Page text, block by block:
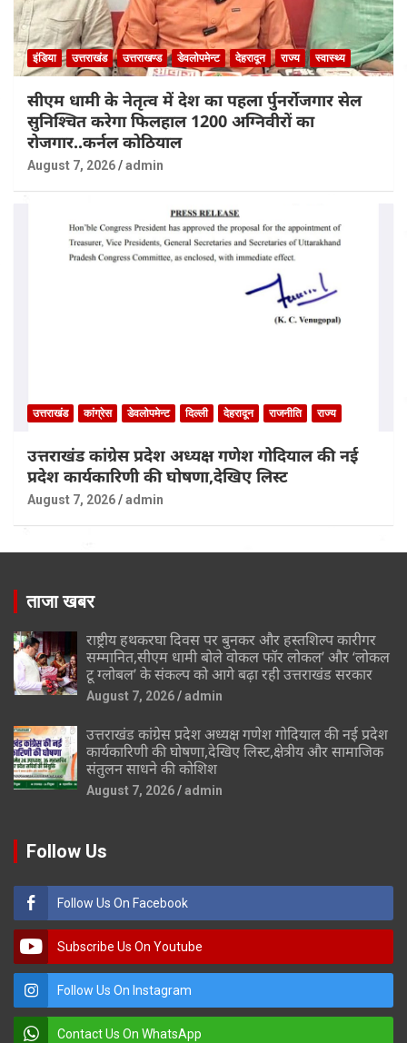
इंडिया उत्तराखंड उत्तराखण्ड डेवलोपमेन्ट देहरादून राज्य स्वास्थ्य
सीएम धामी के नेतृत्व में देश का पहला र्पुनर्रोजगार सेल
सुनिश्चित करेगा फिलहाल 1200 अग्निवीरों का
रोजगार..कर्नल कोठियाल
August 7, 2026 admin
उत्तराखंड कांग्रेस डेवलोपमेन्ट दिल्ली देहरादून राजनीति राज्य
उत्तराखंड कांग्रेस प्रदेश अध्यक्ष गणेश गोदियाल की नई
प्रदेश कार्यकारिणी की घोषणा,देखिए लिस्ट
August 7, 2026 admin
ताजा खबर
राष्ट्रीय हथकरघा दिवस पर बुनकर और हस्तशिल्प कारीगर
सम्मानित,सीएम धामी बोले वोकल फॉर लोकल’ और ‘लोकल
टू ग्लोबल’ के संकल्प को आगे बढ़ा रही उत्तराखंड सरकार
August 7, 2026 admin
उत्तराखंड कांग्रेस प्रदेश अध्यक्ष गणेश गोदियाल की नई प्रदेश
कार्यकारिणी की घोषणा,देखिए लिस्ट,क्षेत्रीय और सामाजिक
संतुलन साधने की कोशिश
August 7, 2026 admin
Follow Us
Follow Us On Facebook
Subscribe Us On Youtube
Follow Us On Instagram
Contact Us On WhatsApp